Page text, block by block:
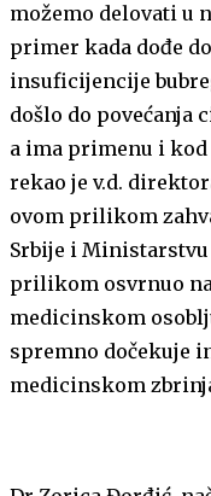
možemo delovati u
primer kada dođe
insuficijencije
došlo do povećanja
a ima primenu i
rekao je v.d.
ovom prilikom
Srbije i Ministarstvu
prilikom osvrnuo
medicinskom
spremno dočekuje
medicinskom